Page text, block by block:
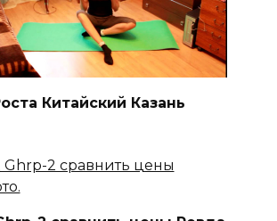
Китайский Казань